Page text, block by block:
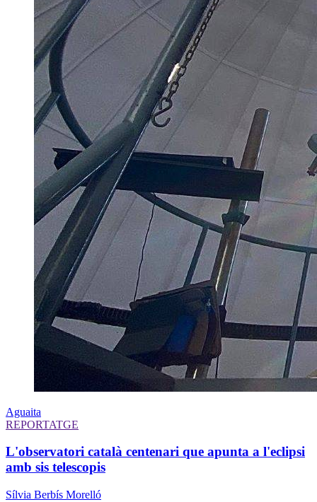
Aguaita
REPORTATGE
L'observatori català centenari que apunta a l'eclipsi
amb sis telescopis
Sílvia Berbís Morelló